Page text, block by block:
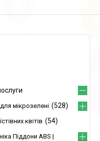
мікрозелені 528
квітів 54
Піддони ABS |